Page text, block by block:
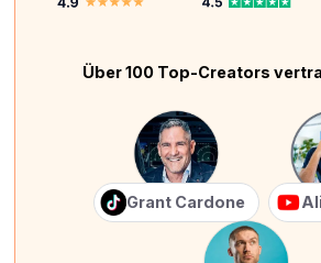
Über 100 Top-Creators
Grant Cardone